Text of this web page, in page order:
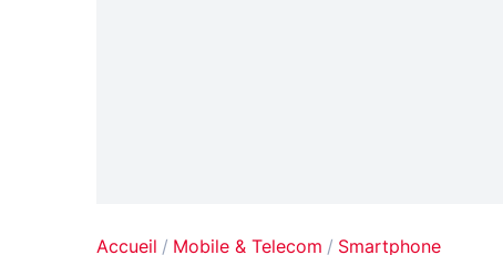
Accueil Mobile & Telecom Smartphone